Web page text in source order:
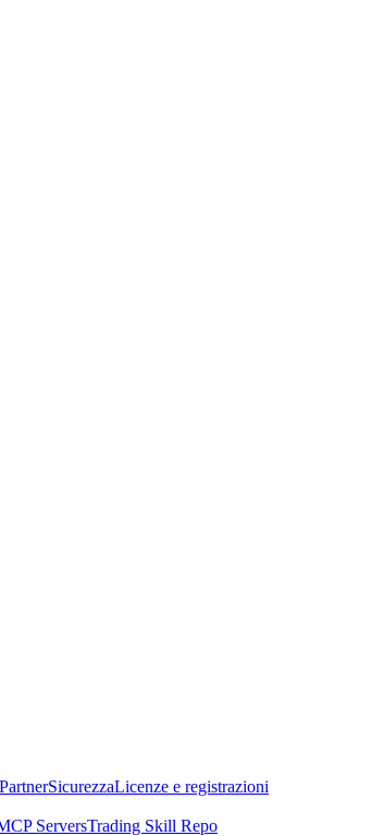
PartnerSicurezzaLicenze e registrazioni
ServersTrading Skill Repo